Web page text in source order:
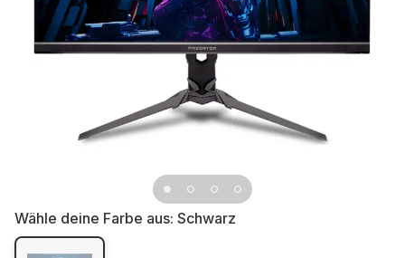
Wähle deine Farbe aus: Schwarz